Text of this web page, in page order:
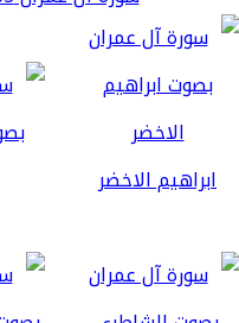
ابراهيم الاخضر